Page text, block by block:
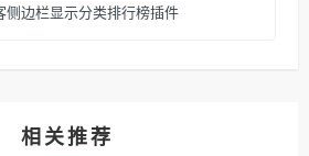
侧边栏显示分类排行榜插件
相关推荐